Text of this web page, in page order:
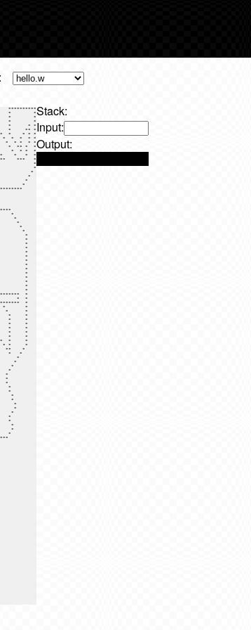
*       
*                                   **  **                                                                          *        
*                                 **      *                                                                        *         
*                               **        *                                                                        *         
*                             **          *                                                                         *        
*                           **            *                                                                         *        
*                         **              *  ******                                                                *         
*     ****              **                * *    *                                               ******************          
*    *    *       **  **                  **
Stack:
Input:
Output: